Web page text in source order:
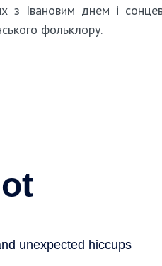
з Івановим днем і
фольклору.